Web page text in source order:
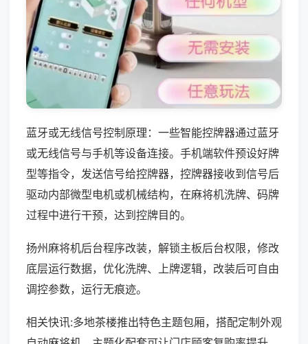
蓝牙或无线信号控制原理：一些智能控牌器通过蓝牙
或无线信号与手机等设备连接。手机端软件预设好牌
型等指令，发送信号给控牌器，控牌器接收到信号后
驱动内部微型电机或机械结构，在麻将机洗牌、码牌
过程中进行干预，达到控牌目的。
扬州麻将机后台程序改装，解锁主板后台权限，修改
底层运行数据，优化洗牌、上牌逻辑，改装后可自由
调控参数，运行无痕迹。
相关快讯:多地茶楼推出特色主题包厢，搭配定制外观